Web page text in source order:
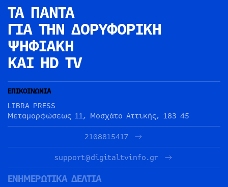
ΤΑ ΠΑΝΤΑ
ΓΙΑ ΤΗΝ ΔΟΡΥΦΟΡΙΚΗ
ΨΗΦΙΑΚΗ
ΚΑΙ HD TV
ΕΠΙΚΟΙΝΩΝΙΑ
LIBRA PRESS
Μεταμορφώσεως 11, Μοσχάτο Αττικής, 183 45
2108815417
support@digitaltvinfo.gr
ΕΝΗΜΕΡΩΤΙΚΑ ΔΕΛΤΙΑ